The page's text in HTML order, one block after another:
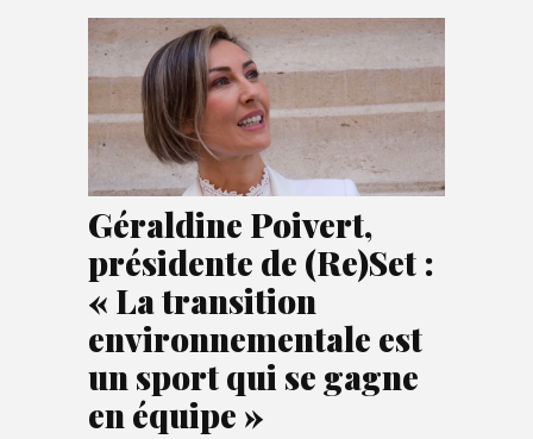
Géraldine Poivert,
présidente de (Re)Set :
« La transition
environnementale est
un sport qui se gagne
en équipe »